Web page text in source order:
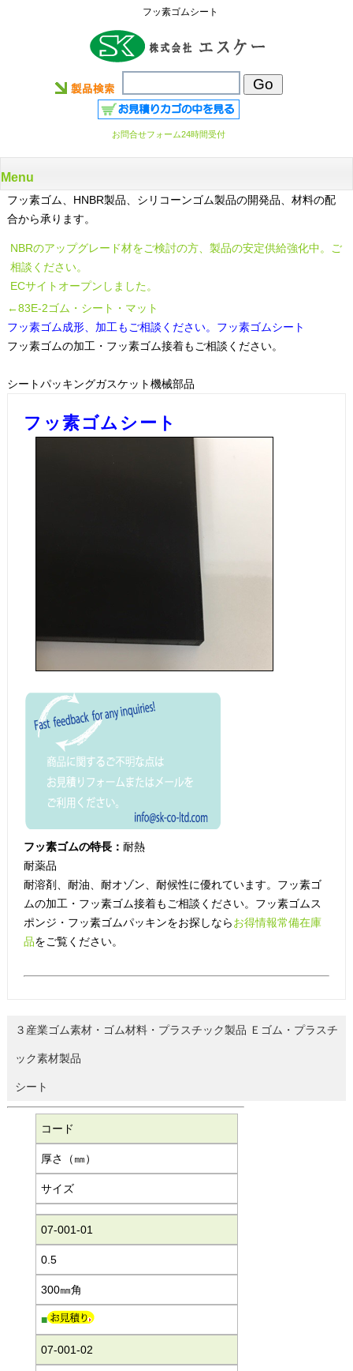
フッ素ゴムシート
お問合せフォーム24時間受付
Menu
フッ素ゴム、HNBR製品、シリコーンゴム製品の開発品、材料の配
合から承ります。
NBRのアップグレード材をご検討の方、製品の安定供給強化中。ご
相談ください。
ECサイトオープンしました。
←83E-2ゴム・シート・マット
フッ素ゴム成形、加工もご相談ください。フッ素ゴムシート
フッ素ゴムの加工・フッ素ゴム接着もご相談ください。
シートパッキングガスケット機械部品
フッ素ゴムシート
フッ素ゴムの特長： 耐熱
耐薬品
耐溶剤、耐油、耐オゾン、耐候性に優れています。フッ素ゴ
ムの加工・フッ素ゴム接着もご相談ください。フッ素ゴムス
ポンジ・フッ素ゴムパッキンをお探しならお得情報常備在庫
品をご覧ください。
３産業ゴム素材・ゴム材料・プラスチック製品 Ｅゴム・プラスチ
ック素材製品
シート
コード
厚さ（㎜）
サイズ
07-001-01
0.5
300㎜角
■
07-001-02